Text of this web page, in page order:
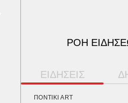
ΡΟΗ
ΕΙΔΗΣΕΙΣ
ΠΟΝΤΙΚΙ ART